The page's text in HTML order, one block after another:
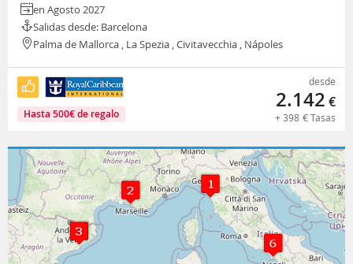
en Agosto 2027
Salidas desde: Barcelona
Palma de Mallorca , La Spezia , Civitavecchia , Nápoles
Hasta 500€de regalo
desde
2.142 €
+ 398 €Tasas